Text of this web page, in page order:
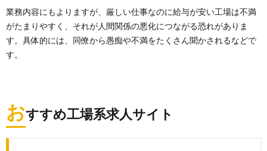
業務内容にもよりますが、厳しい仕事なのに給与が安い工場は不満
がたまりやすく、それが人間関係の悪化につながる恐れがありま
す。具体的には、同僚から愚痴や不満をたくさん聞かされるなどで
す。
おすすめ工場系求人サイト